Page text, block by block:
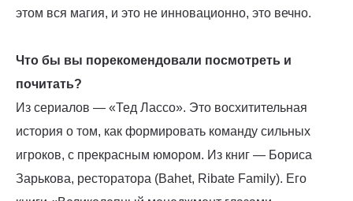
этом вся магия, и это не инновационно, это вечно.
Что бы вы порекомендовали посмотреть и
почитать?
Из сериалов — «Тед Лассо». Это восхитительная
история о том, как формировать команду сильных
игроков, с прекрасным юмором. Из книг — Бориса
Зарькова, ресторатора (Bahet, Ribate Family). Его